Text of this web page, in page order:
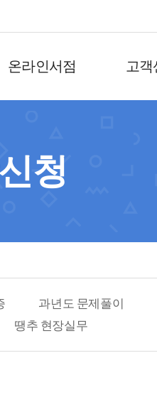
온라인서점 고객
청
과년도 문제풀이
땡추 현장실무